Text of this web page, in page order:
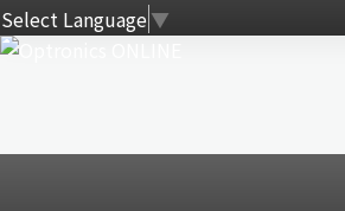
Select Language▼